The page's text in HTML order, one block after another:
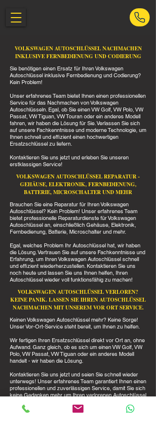
VOLKSWAGEN AUTOSCHLÜSSEL NACHMACHEN
INKLUSIVE FERNBEDIENUNG UND CODIERUNG
Sie benötigen einen Ersatz für Ihren Volkswagen
Autoschlüssel inklusive Fernbedienung und Codierung?
Kein Problem!
Unser erfahrenes Team bietet Ihnen einen professionellen
Service für das Nachmachen von Volkswagen
Autoschlüsseln. Egal, ob Sie einen VW Golf, VW Polo, VW
Passat, VW Tiguan, VW Touran oder ein anderes Modell
fahren, wir haben die Lösung für Sie. Verlassen Sie sich
auf unsere Fachkenntnisse und moderne Technologie, um
Ihnen schnell und effizient einen hochwertigen
Ersatzschlüssel zu liefern.
Kontaktieren Sie uns jetzt und erleben Sie unseren
erstklassigen Service!
VOLKSWAGEN AUTOSCHLÜSSEL REPARATUR -
GEHÄUSE, ELEKTRONIK, FERNBEDIENUNG,
BATTERIE, MICROSCHALTER UND MEHR
Brauchen Sie eine Reparatur für Ihren Volkswagen
Autoschlüssel? Kein Problem! Unser erfahrenes Team
bietet professionelle Reparaturdienste für Volkswagen
Autoschlüssel an, einschließlich Gehäuse, Elektronik,
Fernbedienung, Batterie, Microschalter und mehr.
Egal, welches Problem Ihr Autoschlüssel hat, wir haben
die Lösung. Vertrauen Sie auf unsere Fachkenntnisse und
Erfahrung, um Ihren Volkswagen Autoschlüssel schnell
und effizient wiederherzustellen. Kontaktieren Sie uns
noch heute und lassen Sie uns Ihnen helfen, Ihren
Autoschlüssel wieder voll funktionsfähig zu machen!
VOLKSWAGEN AUTOSCHLÜSSEL VERLOREN?
KEINE PANIK. LASSEN SIE IHREN AUTOSCHLÜSSEL
NACHMACHEN MIT UNSEREM VOR ORT SERVICE.
Keinen Volkswagen Autoschlüssel mehr? Keine Sorge!
Unser Vor-Ort-Service steht bereit, um Ihnen zu helfen.
Wir fertigen Ihren Ersatzschlüssel direkt vor Ort an, ohne
Aufwand. Ganz gleich, ob es sich um einen VW Golf, VW
Polo, VW Passat, VW Tiguan oder ein anderes Modell
handelt - wir haben die Lösung.
Kontaktieren Sie uns jetzt und seien Sie schnell wieder
unterwegs! Unser erfahrenes Team garantiert Ihnen einen
professionellen und zuverlässigen Service, damit Sie sich
keine Gedanken mehr um Ihren verlorenen Autoschlüssel